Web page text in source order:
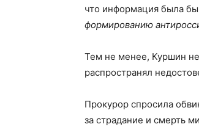
что информация была
формированию
Тем не менее, Куршин
распространял
Прокурор спросила
за страдание и смерть